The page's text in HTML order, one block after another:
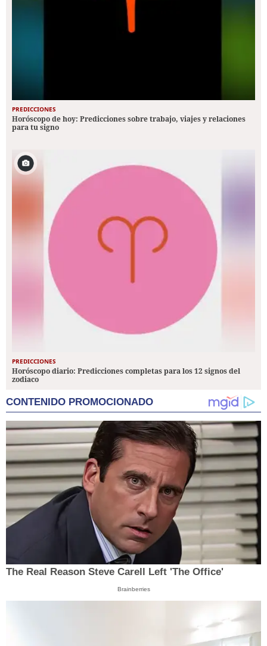
PREDICCIONES
Horóscopo de hoy: Predicciones sobre trabajo, viajes y relaciones
para tu signo
PREDICCIONES
Horóscopo diario: Predicciones completas para los 12 signos del
zodiaco
CONTENIDO PROMOCIONADO
The Real Reason Steve Carell Left 'The Office'
Brainberries